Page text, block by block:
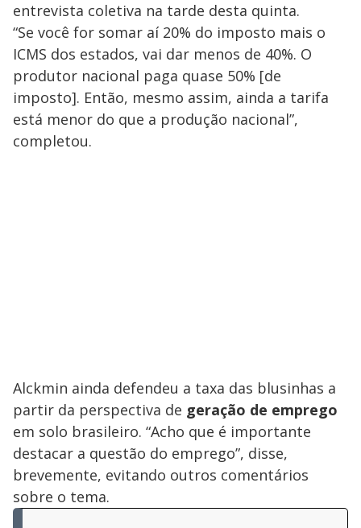
entrevista coletiva na tarde desta quinta.
“Se você for somar aí 20% do imposto mais o
ICMS dos estados, vai dar menos de 40%. O
produtor nacional paga quase 50% [de
imposto]. Então, mesmo assim, ainda a tarifa
está menor do que a produção nacional”,
completou.
Alckmin ainda defendeu a taxa das blusinhas a
partir da perspectiva de geração de emprego
em solo brasileiro. “Acho que é importante
destacar a questão do emprego”, disse,
brevemente, evitando outros comentários
sobre o tema.